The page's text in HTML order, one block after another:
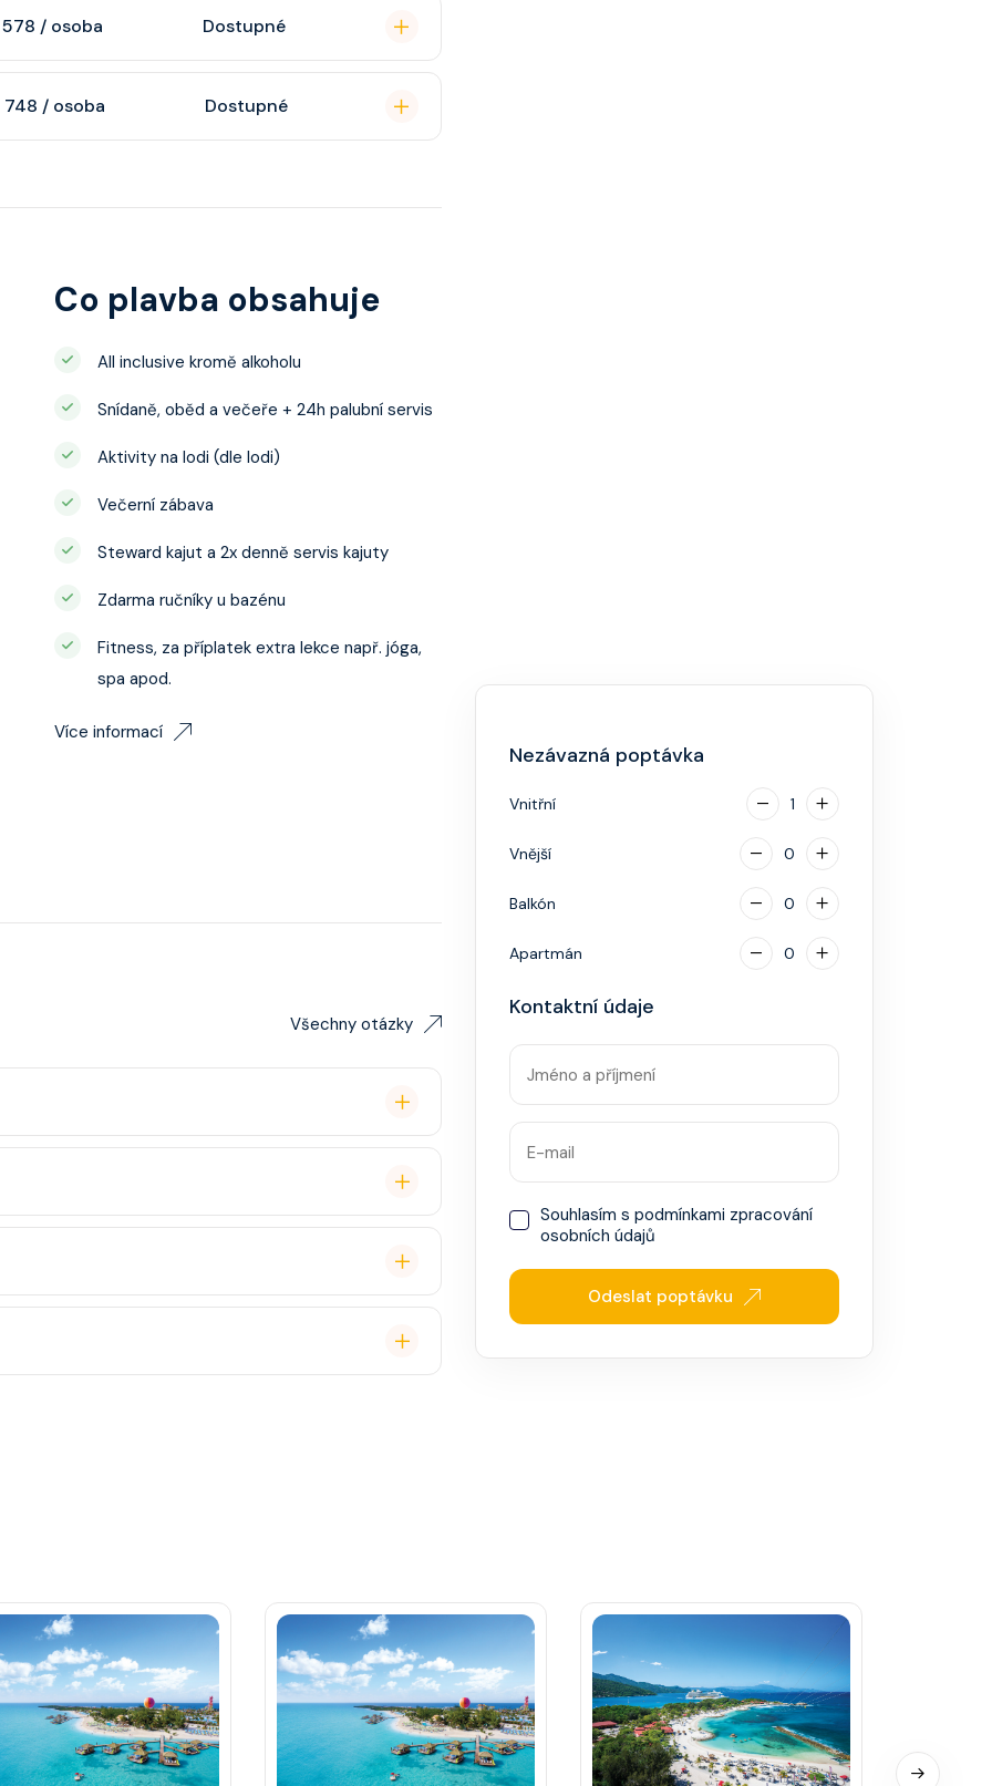
výhledem dle
578 / osoba Dostupné
koupelnu
TV,
748 / osoba Dostupné
šatnu,
Co plavba obsahuje
All inclusive kromě alkoholu
Snídaně, oběd a večeře + 24h palubní servis
Aktivity na lodi (dle lodi)
Večerní zábava
Steward kajut a 2x denně servis kajuty
Zdarma ručníky u bazénu
Fitness, za příplatek extra lekce např. jóga,
spa apod.
Více informací
Všechny otázky
Nezávazná poptávka
Vnitřní 1
Vnější 0
Balkón 0
Apartmán 0
Kontaktní údaje
Souhlasím spodmínkami zpracování
osobních údajů
Odeslat poptávku